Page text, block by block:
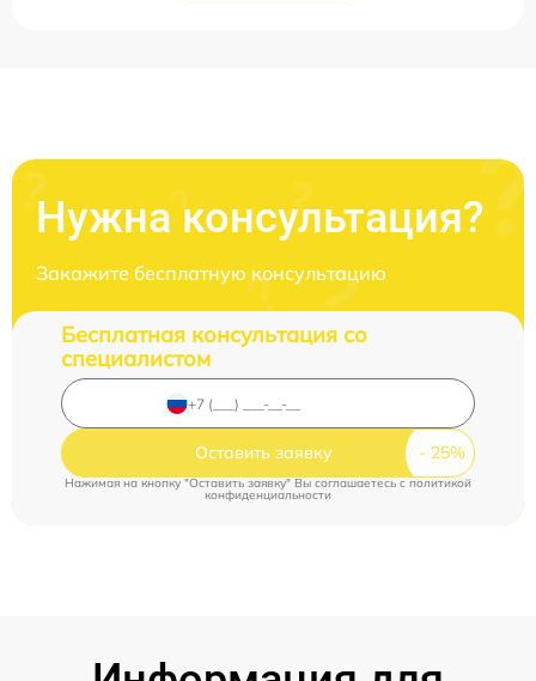
Нужна консультация?
Закажите бесплатную консультацию
Бесплатная консультация со
специалистом
Оставить заявку
Нажимая на кнопку "Оставить заявку" Вы соглашаетесь cполитикой
конфиденциальности